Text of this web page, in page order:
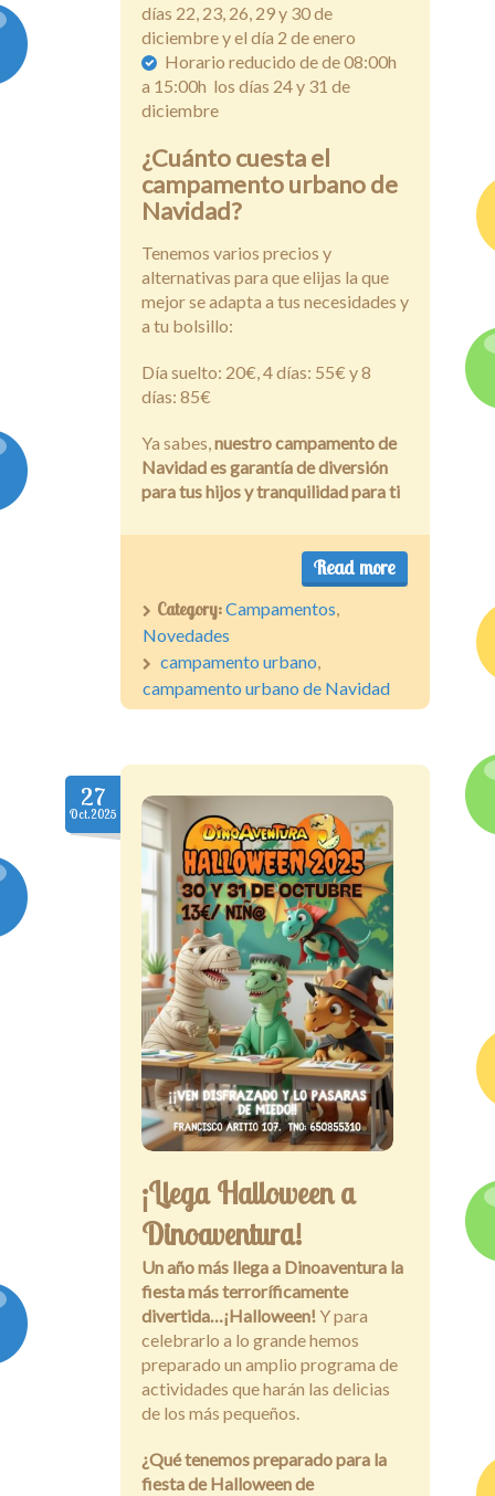
días 22, 23, 26, 29 y 30 de
diciembre y el día 2 de enero
Horario reducido de de 08:00h
a 15:00h los días 24 y 31 de
diciembre
¿Cuánto cuesta el
campamento urbano de
Navidad?
Tenemos varios precios y
alternativas para que elijas la que
mejor se adapta a tus necesidades y
a tu bolsillo:
Día suelto: 20€, 4 días: 55€ y 8
días: 85€
Ya sabes, nuestro campamento de
Navidad es garantía de diversión
para tus hijos y tranquilidad para ti
Read more
Category:Campamentos,
Novedades
campamento urbano,
campamento urbano de Navidad
27
Oct.2025
¡Llega Halloween a
Dinoaventura!
Un año más llega a Dinoaventura la
fiesta más terroríficamente
divertida…¡Halloween!Y para
celebrarlo a lo grande hemos
preparado un amplio programa de
actividades que harán las delicias
de los más pequeños.
¿Qué tenemos preparado para la
fiesta de Halloween de